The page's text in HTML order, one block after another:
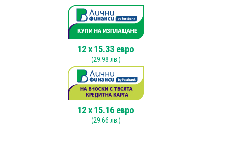
12x 15.33 евро
(29.98 лв.)
12x 15.16 евро
(29.66 лв.)